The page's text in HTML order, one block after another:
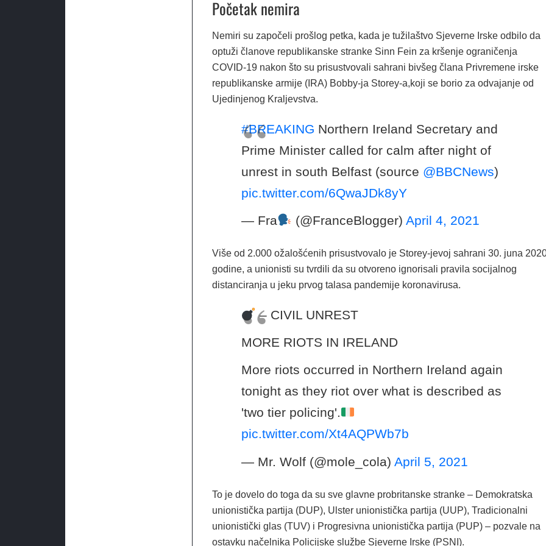
Početak nemira
Nemiri su započeli prošlog petka, kada je tužilaštvo Sjeverne Irske odbilo da
optuži članove republikanske stranke Sinn Fein za kršenje ograničenja
COVID-19 nakon što su prisustvovali sahrani bivšeg člana Privremene irske
republikanske armije (IRA) Bobby-ja Storey-a,koji se borio za odvajanje od
Ujedinjenog Kraljevstva.
#BREAKING Northern Ireland Secretary and
Prime Minister called for calm after night of
unrest in south Belfast (source @BBCNews)
pic.twitter.com/6QwaJDk8yY
— Fra
(@FranceBlogger) April 4, 2021
Više od 2.000 ožalošćenih prisustvovalo je Storey-jevoj sahrani 30. juna
godine, a unionisti su tvrdili da su otvoreno ignorisali pravila socijalnog
distanciranja u jeku prvog talasa pandemije koronavirusa.
– CIVIL UNREST
MORE RIOTS IN IRELAND
More riots occurred in Northern Ireland again
tonight as they riot over what is described as
'two tier policing'.
pic.twitter.com/Xt4AQPWb7b
— Mr. Wolf (@mole_cola) April 5, 2021
To je dovelo do toga da su sve glavne probritanske stranke – Demokratska
unionistička partija (DUP), Ulster unionistička partija (UUP), Tradicionalni
unionistički glas (TUV) i Progresivna unionistička partija (PUP) – pozvale na
ostavku načelnika Policijske službe Sjeverne Irske (PSNI).